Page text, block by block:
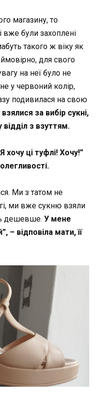
магазину, то
вже були захоплені
такого ж віку як
для свого
на неї було не
у червоний колір,
подивилася на свою
за вибір сукні,
з взуттям.
Я хочу ці туфлі! Хочу!”
Ми з татом не
ми вже сукню взяли
дешевше. У мене
відповіла мати, її